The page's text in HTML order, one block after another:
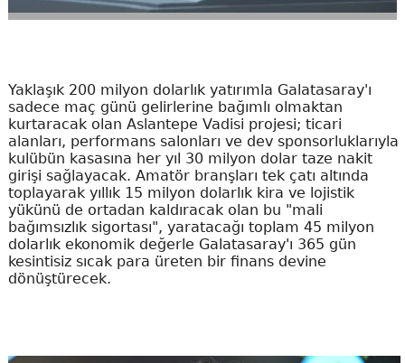
Yaklaşık 200 milyon dolarlık yatırımla Galatasaray'ı
sadece maç günü gelirlerine bağımlı olmaktan
kurtaracak olan Aslantepe Vadisi projesi; ticari
alanları, performans salonları ve dev sponsorluklarıyla
kulübün kasasına her yıl 30 milyon dolar taze nakit
girişi sağlayacak. Amatör branşları tek çatı altında
toplayarak yıllık 15 milyon dolarlık kira ve lojistik
yükünü de ortadan kaldıracak olan bu "mali
bağımsızlık sigortası", yaratacağı toplam 45 milyon
dolarlık ekonomik değerle Galatasaray'ı 365 gün
kesintisiz sıcak para üreten bir finans devine
dönüştürecek.